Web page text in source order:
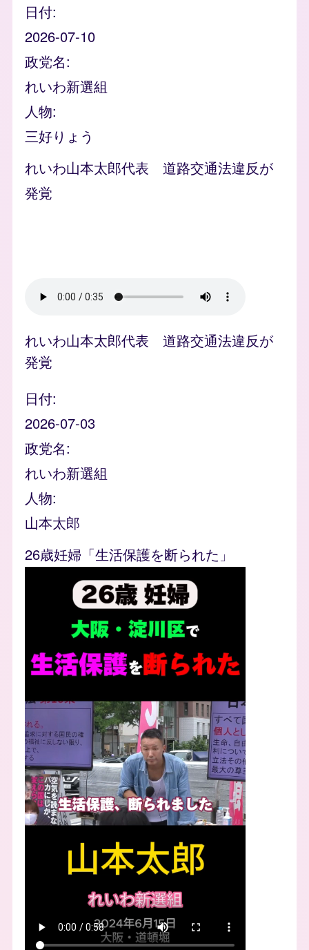
日付
2026-07-10
政党名
れいわ新選組
人物
三好りょう
れいわ山本太郎代表 道路交通法違反が
発覚
れいわ山本太郎代表 道路交通法違反が
発覚
日付
2026-07-03
政党名
れいわ新選組
人物
山本太郎
26歳妊婦「生活保護を断られた」
Video file